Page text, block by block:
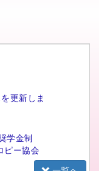
更新しま
学金制
ピー協会